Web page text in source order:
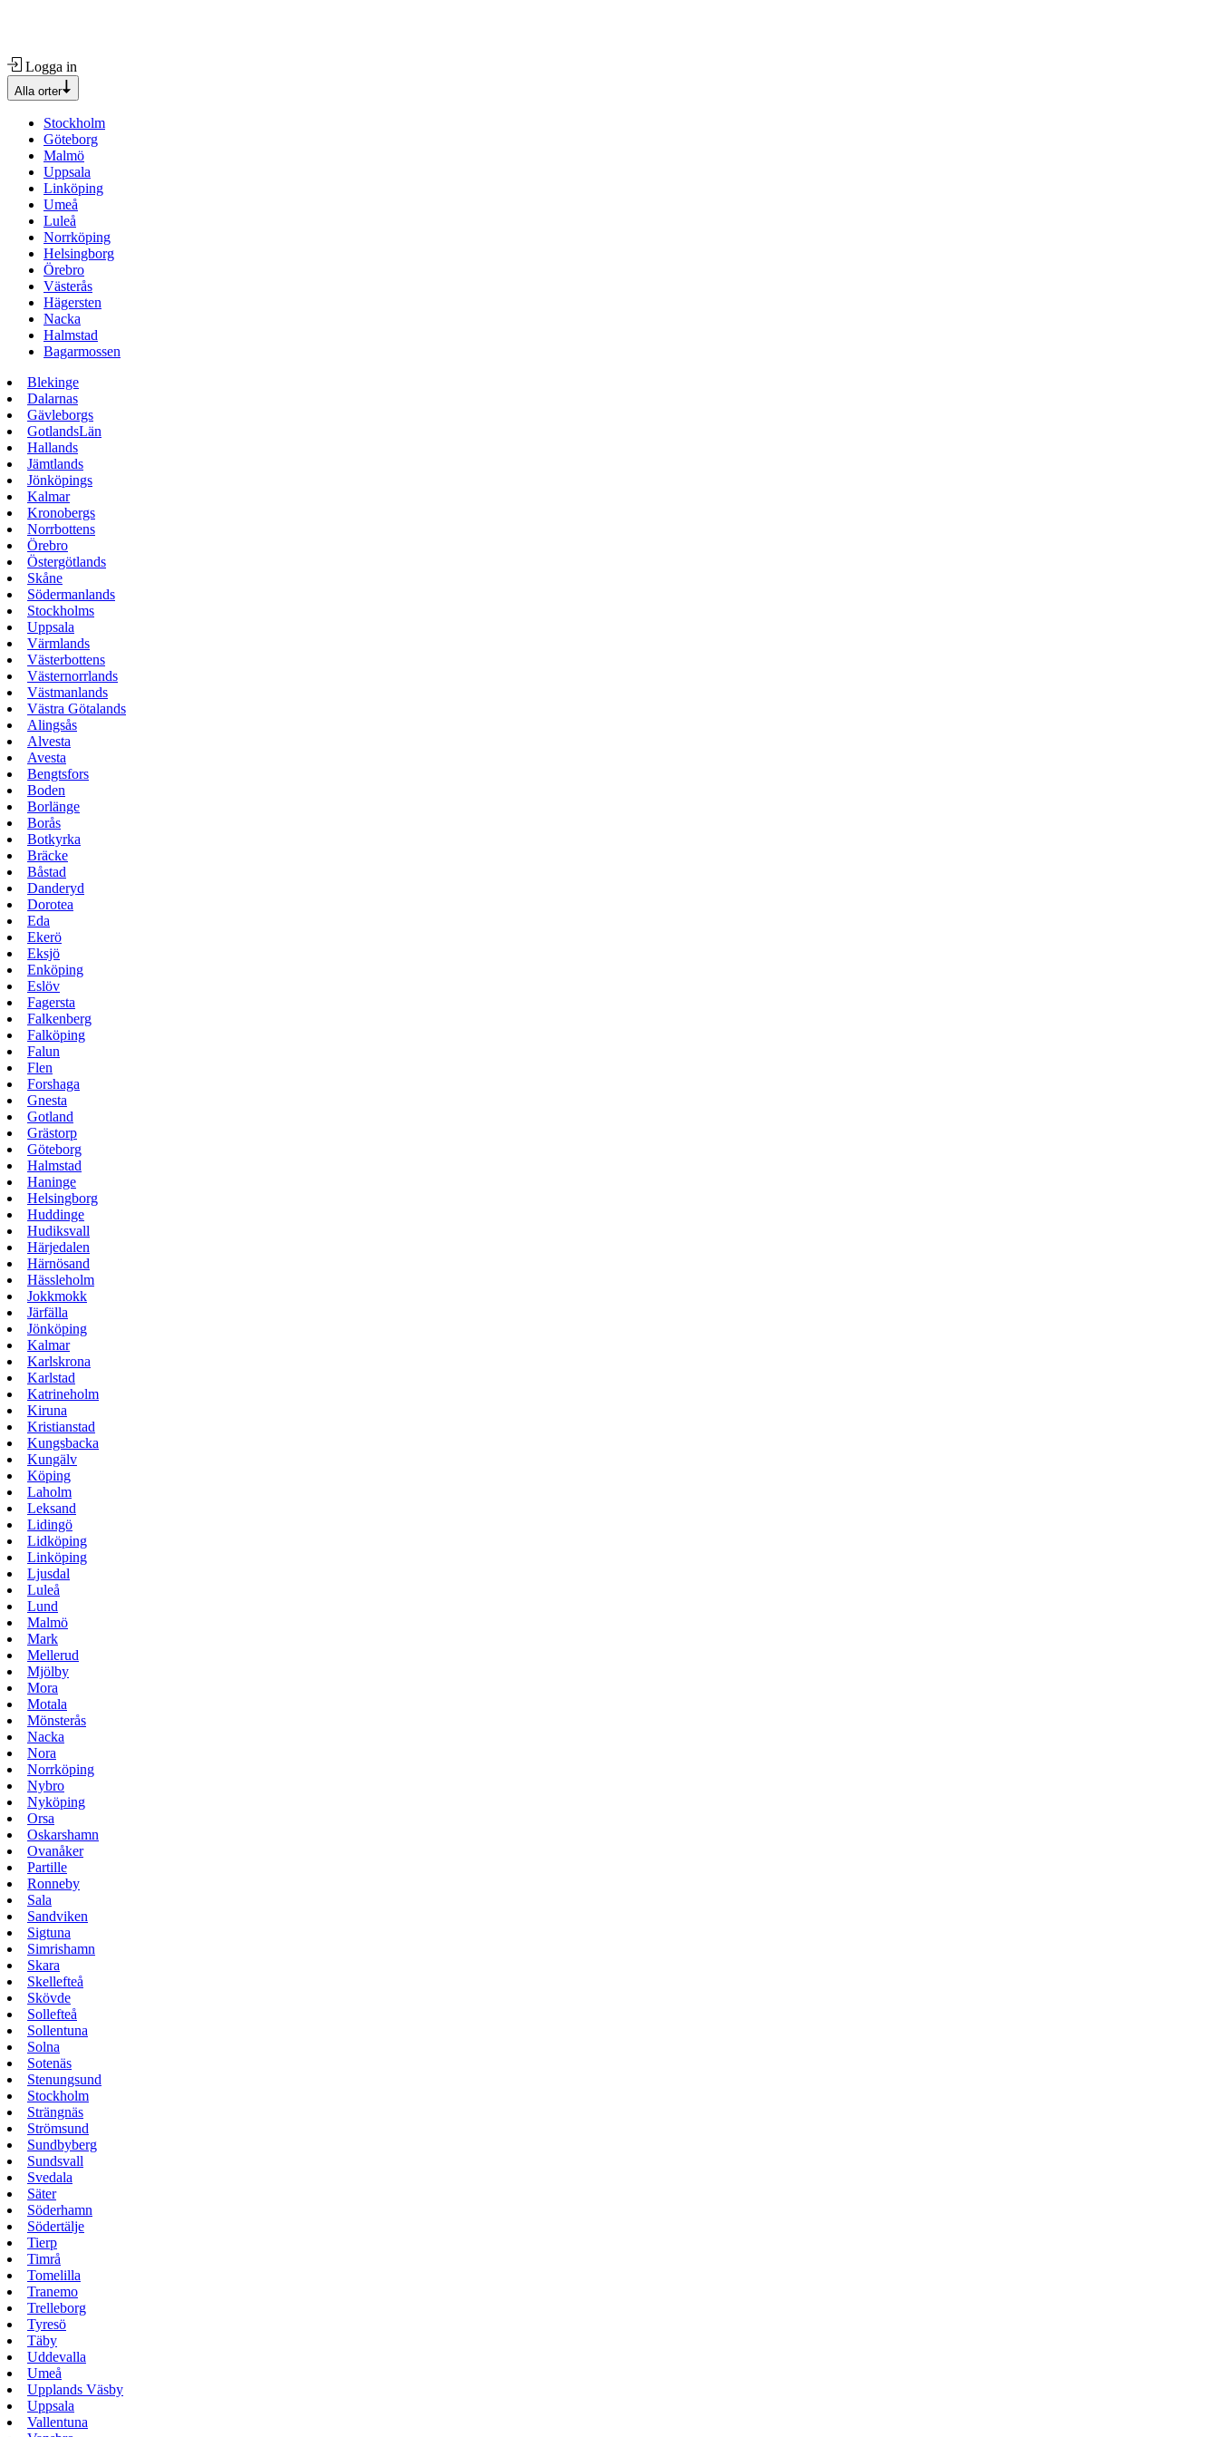
Logga in
Alla orter
Stockholm
Göteborg
Malmö
Uppsala
Linköping
Umeå
Luleå
Norrköping
Helsingborg
Örebro
Västerås
Hägersten
Nacka
Halmstad
Bagarmossen
Blekinge
Dalarnas
Gävleborgs
GotlandsLän
Hallands
Jämtlands
Jönköpings
Kalmar
Kronobergs
Norrbottens
Örebro
Östergötlands
Skåne
Södermanlands
Stockholms
Uppsala
Värmlands
Västerbottens
Västernorrlands
Västmanlands
Västra Götalands
Alingsås
Alvesta
Avesta
Bengtsfors
Boden
Borlänge
Borås
Botkyrka
Bräcke
Båstad
Danderyd
Dorotea
Eda
Ekerö
Eksjö
Enköping
Eslöv
Fagersta
Falkenberg
Falköping
Falun
Flen
Forshaga
Gnesta
Gotland
Grästorp
Göteborg
Halmstad
Haninge
Helsingborg
Huddinge
Hudiksvall
Härjedalen
Härnösand
Hässleholm
Jokkmokk
Järfälla
Jönköping
Kalmar
Karlskrona
Karlstad
Katrineholm
Kiruna
Kristianstad
Kungsbacka
Kungälv
Köping
Laholm
Leksand
Lidingö
Lidköping
Linköping
Ljusdal
Luleå
Lund
Malmö
Mark
Mellerud
Mjölby
Mora
Motala
Mönsterås
Nacka
Nora
Norrköping
Nybro
Nyköping
Orsa
Oskarshamn
Ovanåker
Partille
Ronneby
Sala
Sandviken
Sigtuna
Simrishamn
Skara
Skellefteå
Skövde
Sollefteå
Sollentuna
Solna
Sotenäs
Stenungsund
Stockholm
Strängnäs
Strömsund
Sundbyberg
Sundsvall
Svedala
Säter
Söderhamn
Södertälje
Tierp
Timrå
Tomelilla
Tranemo
Trelleborg
Tyresö
Täby
Uddevalla
Umeå
Upplands Väsby
Uppsala
Vallentuna